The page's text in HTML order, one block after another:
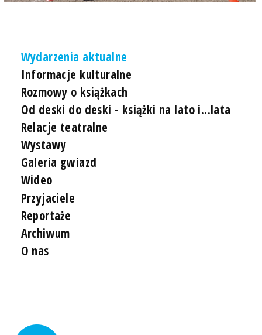
Wydarzenia aktualne
Informacje kulturalne
Rozmowy o książkach
Od deski do deski - książki na lato i...lata
Relacje teatralne
Wystawy
Galeria gwiazd
Wideo
Przyjaciele
Reportaże
Archiwum
O nas